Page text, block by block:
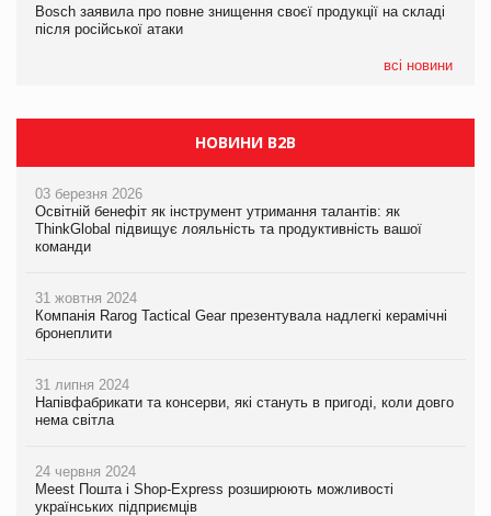
Bosch заявила про повне знищення своєї продукції на складі
після російської атаки
всі новини
Сергій Лісунов про заморожені хлібобулочні вироби на
Bosch заявила про повне знищення своєї продукції на складі
після російської атаки
НОВИНИ B2B
03 березня 2026
Освітній бенефіт як інструмент утримання талантів: як
ThinkGlobal підвищує лояльність та продуктивність вашої
команди
31 жовтня 2024
Компанія Rarog Tactical Gear презентувала надлегкі керамічні
бронеплити
31 липня 2024
Напівфабрикати та консерви, які стануть в пригоді, коли довго
нема світла
24 червня 2024
Meest Пошта і Shop-Express розширюють можливості
українських підприємців